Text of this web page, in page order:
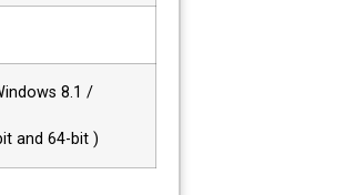
8.1 /
and 64-bit )